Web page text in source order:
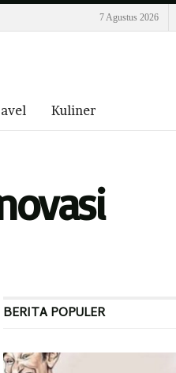
7 Agustus 2026
Kuliner
BERITA POPULER